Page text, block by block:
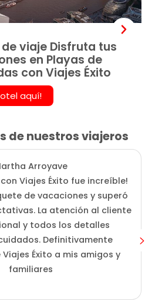
viaje Disfruta tus
en Playas de
con Viajes Éxito
aquí!
de nuestros viajeros
Arroyave
Viajes Éxito fue increíble!
de vacaciones y superó
La atención al cliente
y todos los detalles
Definitivamente
Éxito a mis amigos y
familiares